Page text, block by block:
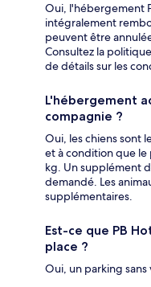
Oui, l'hébergement
intégralement
peuvent être
Consultez la
de détails sur les
L'hébergement
compagnie ?
Oui, les chiens sont
et à condition que le
kg. Un supplément
demandé. Les
supplémentaires.
Est-ce que PB
place ?
Oui, un parking